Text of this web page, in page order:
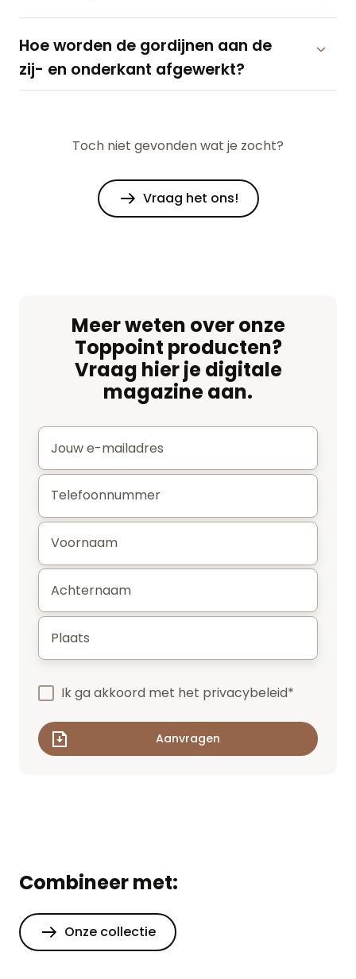
Hoe worden de gordijnen aan de
zij- en onderkant afgewerkt?
Toch niet gevonden wat je zocht?
Vraag het ons!
Meer weten over onze
Toppoint producten?
Vraag hier je digitale
magazine aan.
E-
mail*
Telefoonnummer
Voornaam
Achternaam
Plaats
Ik ga akkoord met het privacybeleid*
Combineer met:
Onze collectie